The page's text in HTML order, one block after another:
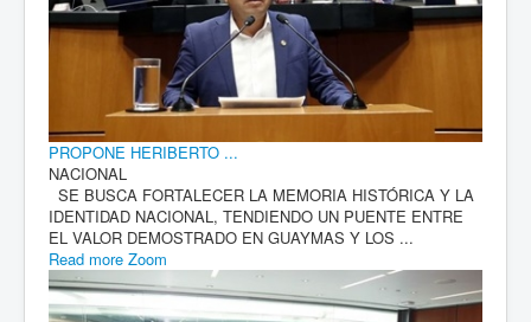
PROPONE HERIBERTO ...
NACIONAL
SE BUSCA FORTALECER LA MEMORIA HISTÓRICA Y LA
IDENTIDAD NACIONAL, TENDIENDO UN PUENTE ENTRE
EL VALOR DEMOSTRADO EN GUAYMAS Y LOS ...
Read more Zoom